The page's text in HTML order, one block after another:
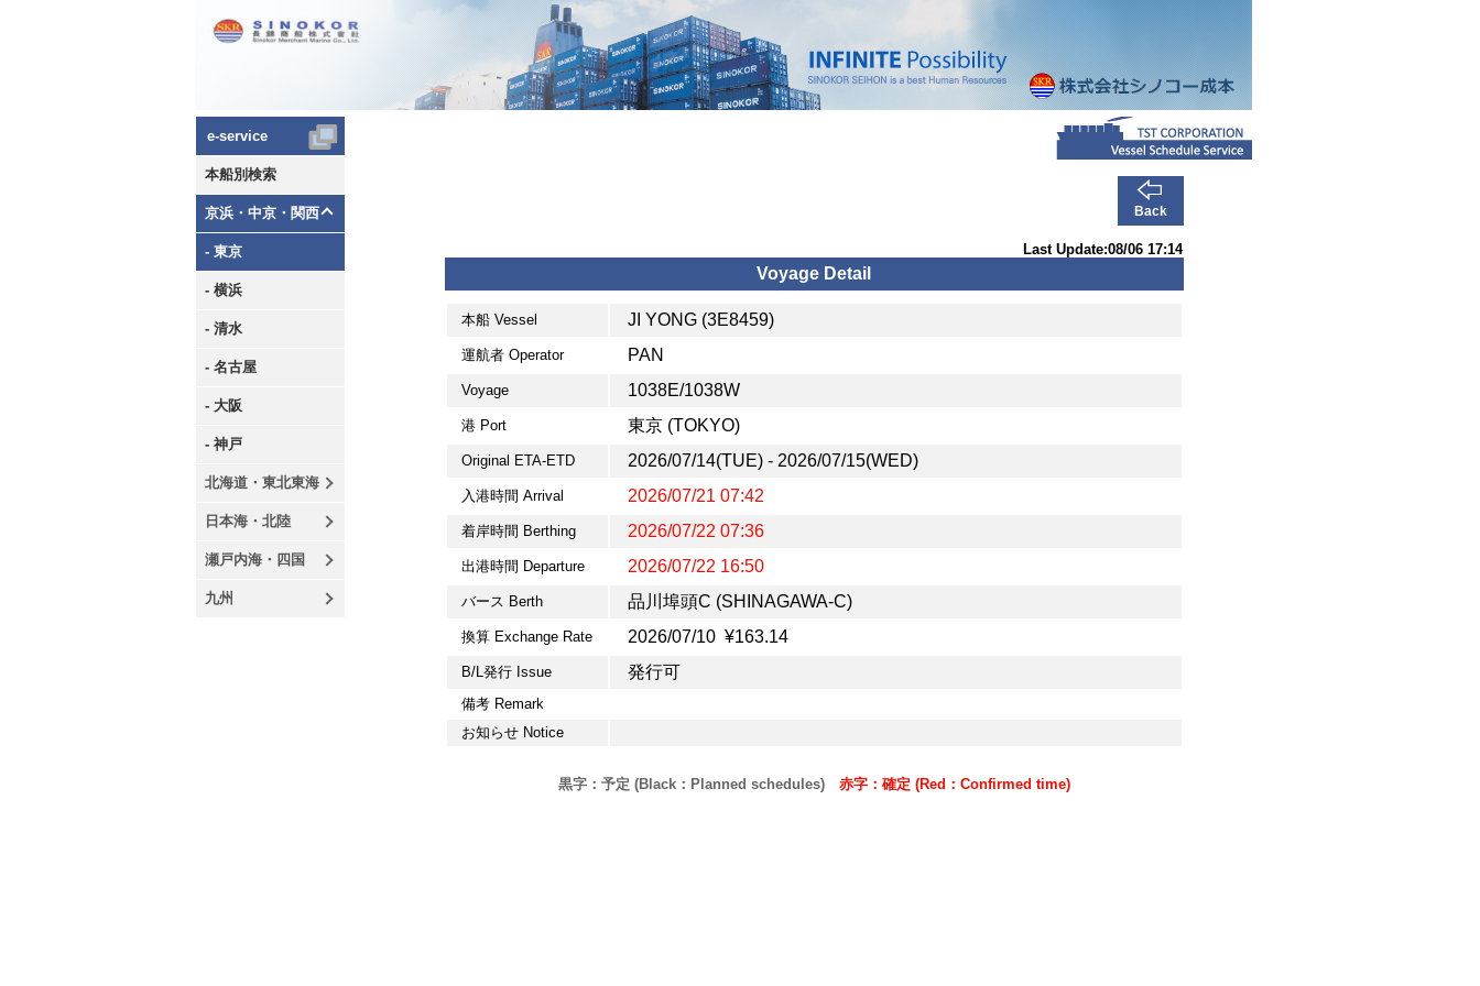
e-service
本船別検索
京浜・中京・関西
- 東京
- 横浜
- 清水
- 名古屋
- 大阪
- 神戸
北海道・東北東海
日本海・北陸
瀬戸内海・四国
九州
Back
Last Update:08/06 17:14
Voyage Detail
本船 Vessel JI YONG (3E8459)
運航者 Operator PAN
Voyage 1038E/1038W
港 Port 東京 (TOKYO)
Original ETA-ETD 2026/07/14(TUE) - 2026/07/15(WED)
入港時間 Arrival 2026/07/21 07:42
着岸時間 Berthing 2026/07/22 07:36
出港時間 Departure 2026/07/22 16:50
バース Berth 品川埠頭C (SHINAGAWA-C)
換算 Exchange Rate 2026/07/10 ¥163.14
B/L発行 Issue 発行可
備考 Remark
お知らせ Notice
黒字：予定 (Black：Planned schedules) 赤字：確定 (Red：Confirmed time)